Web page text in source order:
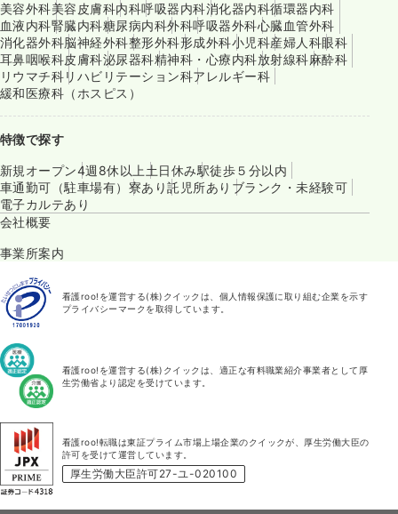
美容外科美容皮膚科内科呼吸器内科消化器内科循環器内科
血液内科腎臓内科糖尿病内科外科呼吸器外科心臓血管外科
消化器外科脳神経外科整形外科形成外科小児科産婦人科眼科
耳鼻咽喉科皮膚科泌尿器科精神科・心療内科放射線科麻酔科
リウマチ科リハビリテーション科アレルギー科
緩和医療科（ホスピス）
特徴で探す
新規オープン4週8休以上 土日休み駅徒歩５分以内
車通勤可（駐車場有） 寮あり託児所あり ブランク・未経験可
電子カルテあり
会社概要
事業所案内
看護roo!を運営する(株)クイックは、個人情報保護に取り組む企業を示す
プライバシーマークを取得しています。
看護roo!を運営する(株)クイックは、適正な有料職業紹介事業者として厚
生労働省より認定を受けています。
看護roo!転職は東証プライム市場上場企業のクイックが、厚生労働大臣の
許可を受けて運営しています。
厚生労働大臣許可27-ユ-020100